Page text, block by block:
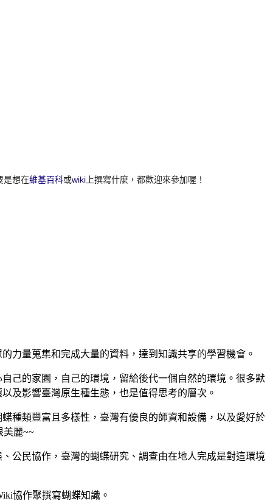
是想在維基百科或wiki 上撰寫什麼，都歡迎來參加喔！
力量蒐集和完成大量的資料，達到知識共享的學習機會。
己的家園，自己的環境，留給後代一個自然的環境。很多默
及影響臺灣原生種生態，也是值得思考的層次。
種類豐富且多樣性，臺灣有優良的師資和設備，以及愛好於
美麗~~
公民協作，臺灣的蝴蝶研究、調查由在地人完成是對這環境
協作聚撰寫蝴蝶知識。